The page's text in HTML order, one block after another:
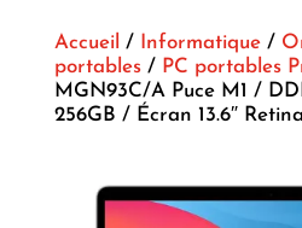
Accueil / Informatique/
portables/ PC portables
MGN93C/A Puce M1 /
256GB / Écran 13.6″